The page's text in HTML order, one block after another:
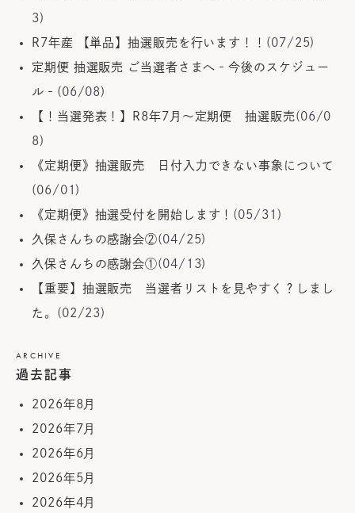
3)
R7年産 【単品】抽選販売を行います！！ (07/25)
定期便 抽選販売 ご当選者さまへ‐今後のスケジュー
ル‐ (06/08)
【！当選発表！】R8年7月～定期便 抽選販売(06/0
8)
《定期便》抽選販売 日付入力できない事象について
(06/01)
《定期便》抽選受付を開始します！ (05/31)
久保さんちの感謝会②(04/25)
久保さんちの感謝会①(04/13)
【重要】抽選販売 当選者リストを見やすく？しまし
た。 (02/23)
ARCHIVE
過去記事
2026年8月
2026年7月
2026年6月
2026年5月
2026年4月